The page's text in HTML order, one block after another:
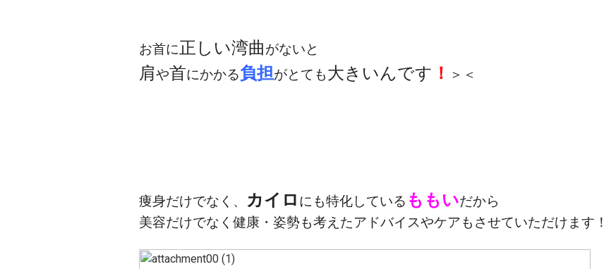
お首に正しい湾曲がないと
肩や首にかかる負担がとても大きいんです ！ ＞＜
痩身だけでなく、 カイロ にも特化している ももいだから
美容だけでなく健康・姿勢も考えたアドバイスやケアもさせていただけます！